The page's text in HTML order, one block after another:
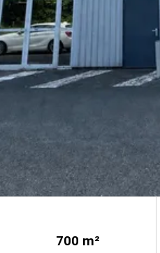
700 m²